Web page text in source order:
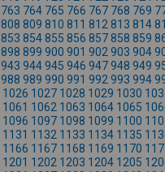
763 764 765 766 767 768 769
808 809 810 811 812 813 814
853 854855 856 857858 859
898 899 900 901 902 903 904
943 944945 946 947948 949
988 989 990 991 992 993 994
1026 1027 1028 1029 1030
1061 1062 1063 1064 1065
1096 1097 1098 1099 1100
1131 1132 1133 1134 1135
1166 1167 1168 1169 1170
1201 1202 1203 1204 1205